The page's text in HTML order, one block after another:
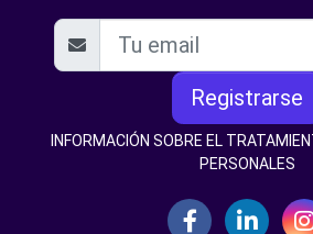
Registrarse
INFORMACIÓN SOBRE EL
PERSONALES